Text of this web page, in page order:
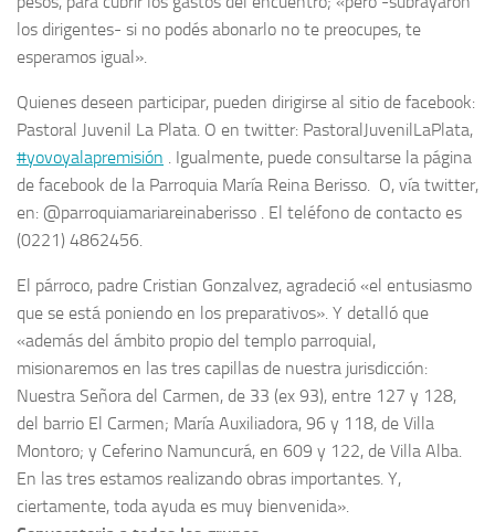
los dirigentes- si no podés abonarlo no te preocupes, te
esperamos igual».
Quienes deseen participar, pueden dirigirse al sitio de facebook:
Pastoral Juvenil La Plata. O en twitter: PastoralJuvenilLaPlata,
#yovoyalapremisión . Igualmente, puede consultarse la página
de facebook de la Parroquia María Reina Berisso. O, vía twitter,
en: @parroquiamariareinaberisso . El teléfono de contacto es
(0221) 4862456.
El párroco, padre Cristian Gonzalvez, agradeció «el entusiasmo
que se está poniendo en los preparativos». Y detalló que
«además del ámbito propio del templo parroquial,
misionaremos en las tres capillas de nuestra jurisdicción:
Nuestra Señora del Carmen, de 33 (ex 93), entre 127 y 128,
del barrio El Carmen; María Auxiliadora, 96 y 118, de Villa
Montoro; y Ceferino Namuncurá, en 609 y 122, de Villa Alba.
En las tres estamos realizando obras importantes. Y,
ciertamente, toda ayuda es muy bienvenida».